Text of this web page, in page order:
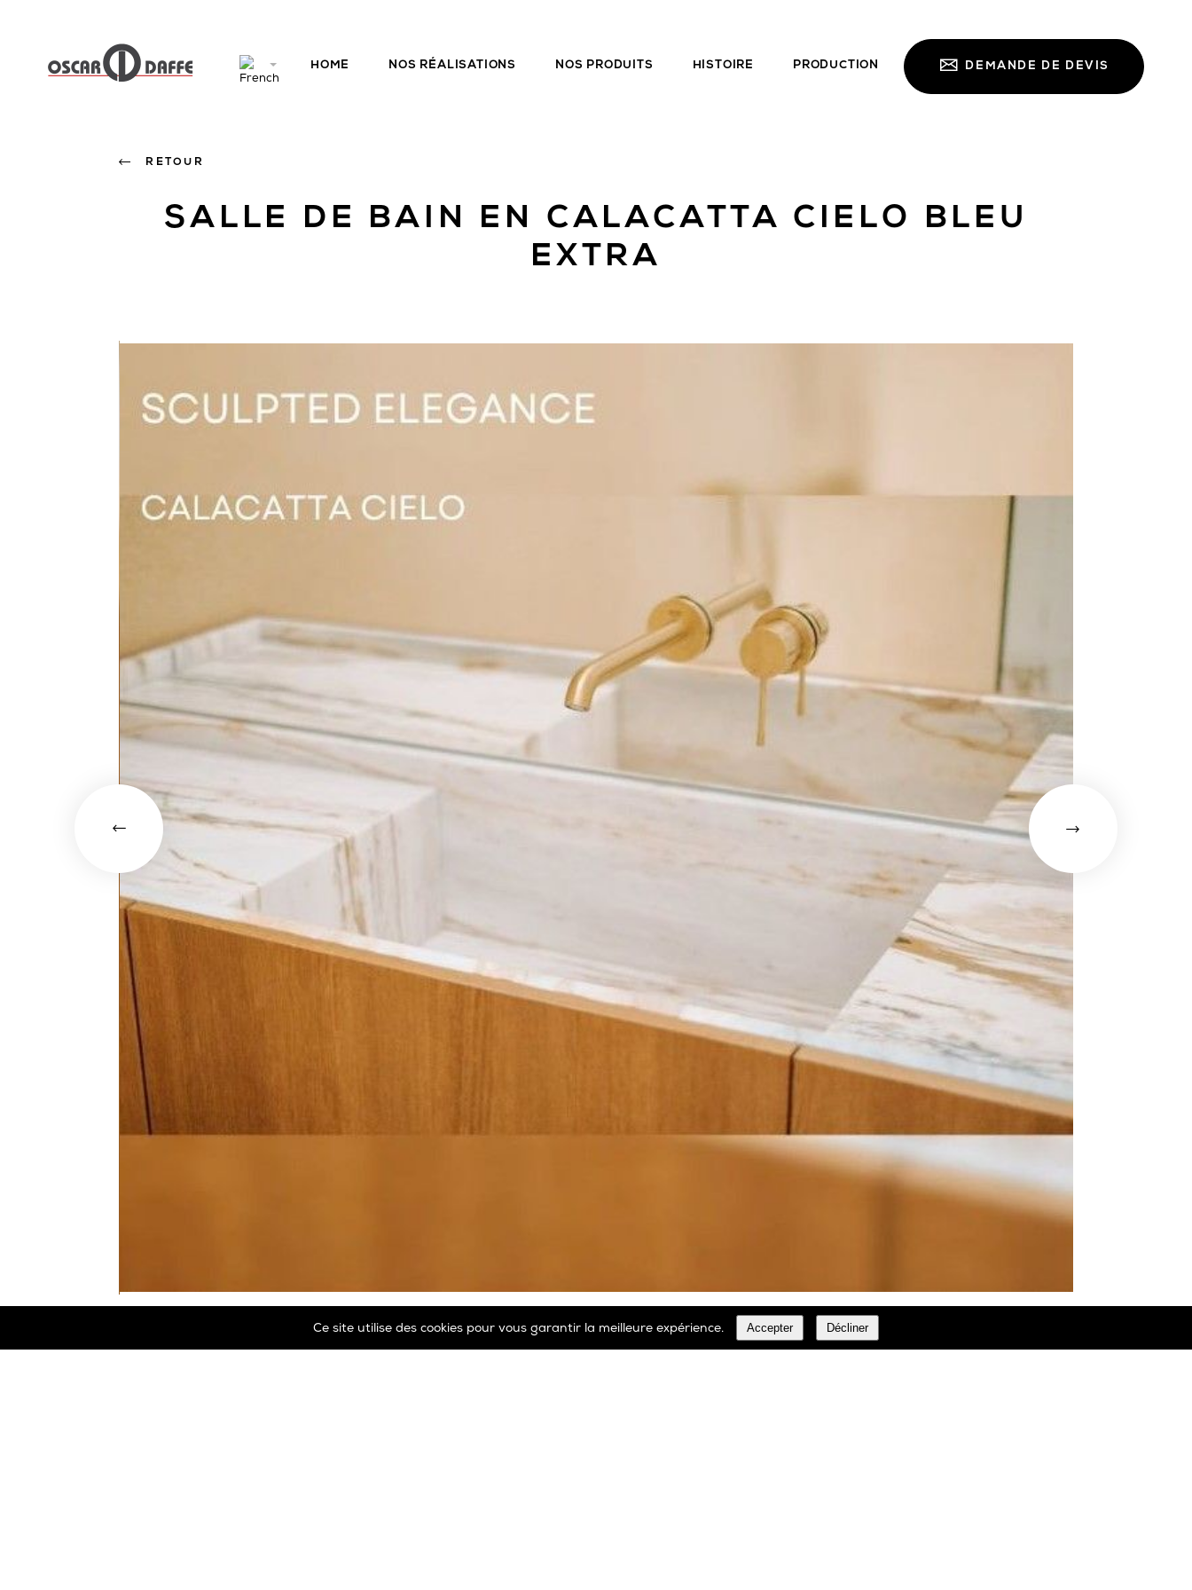
HOME NOS RÉALISATIONS NOS PRODUITS HISTOIRE PRODUCTION DEMANDE DE DEVIS
RETOUR
SALLE DE BAIN EN CALACATTA CIELO BLEU
EXTRA
Ce site utilise des cookies pour vous garantir la meilleure expérience. Accepter Décliner